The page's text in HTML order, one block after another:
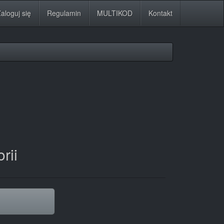
się Regulamin MULTIKOD Kontakt